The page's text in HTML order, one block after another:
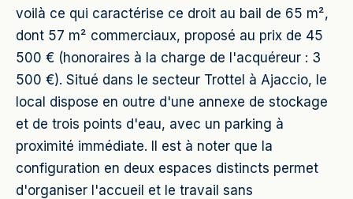
voilà ce qui caractérise ce droit au bail de 65 m²,
dont 57 m² commerciaux, proposé au prix de 45
500 € (honoraires à la charge de l'acquéreur : 3
500 €). Situé dans le secteur Trottel à Ajaccio, le
local dispose en outre d'une annexe de stockage
et de trois points d'eau, avec un parking à
proximité immédiate. Il est à noter que la
configuration en deux espaces distincts permet
d'organiser l'accueil et le travail sans